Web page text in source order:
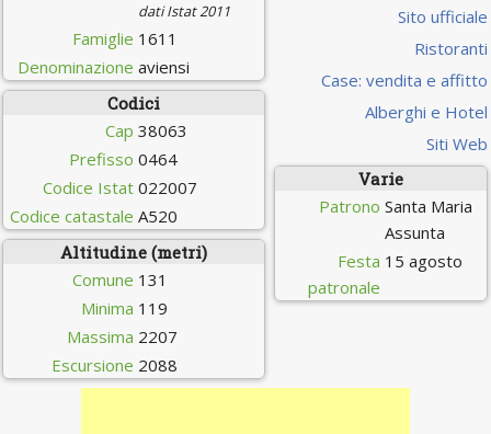
dati Istat 2011
Famiglie 1611
Denominazione aviensi
Codici
Cap 38063
Prefisso 0464
Codice Istat 022007
Codice catastale A520
Altitudine (metri)
Comune 131
Minima 119
Massima 2207
Escursione 2088
Sito ufficiale
Ristoranti
Case: vendita e affitto
Alberghi e Hotel
Siti Web
Varie
Patrono Santa Maria
Assunta
Festa
patronale
15 agosto